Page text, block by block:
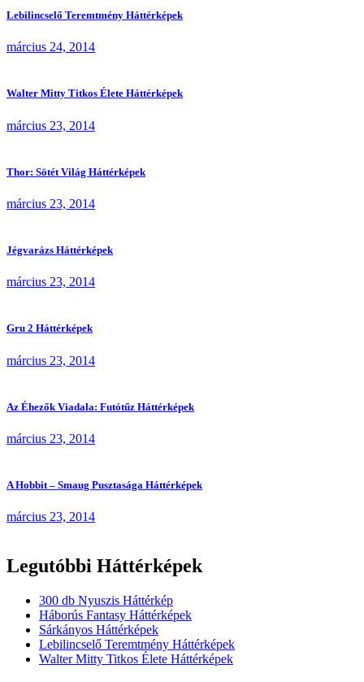
Lebilincselő Teremtmény Háttérképek
március 24, 2014
Walter Mitty Titkos Élete Háttérképek
március 23, 2014
Thor: Sötét Világ Háttérképek
március 23, 2014
Jégvarázs Háttérképek
március 23, 2014
Gru 2 Háttérképek
március 23, 2014
Az Éhezők Viadala: Futótűz Háttérképek
március 23, 2014
A Hobbit – Smaug Pusztasága Háttérképek
március 23, 2014
Legutóbbi Háttérképek
300 db Nyuszis Háttérkép
Háborús Fantasy Háttérképek
Sárkányos Háttérképek
Lebilincselő Teremtmény Háttérképek
Walter Mitty Titkos Élete Háttérképek